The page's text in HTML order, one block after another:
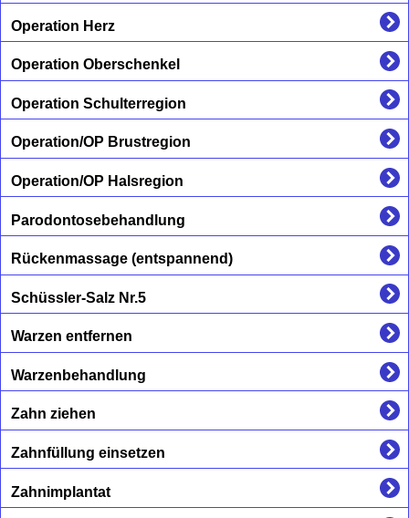
Operation Herz
Operation Oberschenkel
Operation Schulterregion
Operation/OP Brustregion
Operation/OP Halsregion
Parodontosebehandlung
Rückenmassage (entspannend)
Schüssler-Salz Nr.5
Warzen entfernen
Warzenbehandlung
Zahn ziehen
Zahnfüllung einsetzen
Zahnimplantat